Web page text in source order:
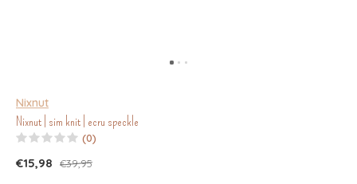
Nixnut
Nixnut | sim knit | ecru speckle
(0)
€15,98 €39,95